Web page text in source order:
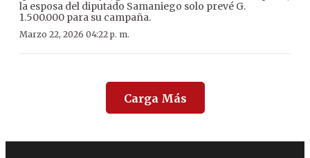
la esposa del diputado Samaniego solo prevé G.
1.500.000 para su campaña.
Marzo 22, 2026 04:22 p. m.
Carga Más